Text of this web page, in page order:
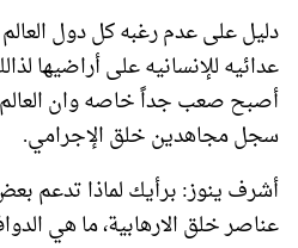
دليل على عدم رغبه كل دول
عدائيه للإنسانيه على أراضيها
أصبح صعب جداً خاصه وان
سجل مجاهدين خلق الإجرامي.
أشرف ينوز: برأيك لماذا تدعم
عناصر خلق الارهابية، ما هي